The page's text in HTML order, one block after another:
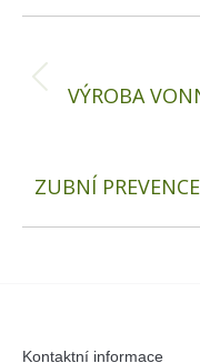
VÝROBA
ZUBNÍ
Kontaktní informace